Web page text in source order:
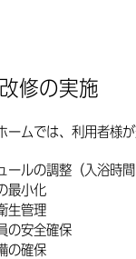
修の実施
ームでは、利用者様
ールの調整（入浴時間
最小化
生管理
の安全確保
の確保